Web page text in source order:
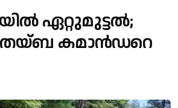
ഏറ്റുമുട്ടൽ;
കമാൻഡറെ